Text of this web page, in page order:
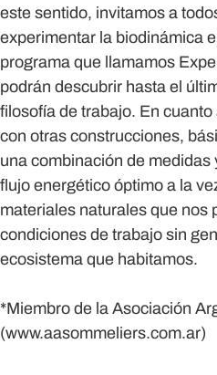
este sentido, invitamos a
experimentar la biodinámica
programa que llamamos
podrán descubrir hasta el
filosofía de trabajo. En
con otras construcciones,
una combinación de
flujo energético óptimo a la
materiales naturales que nos
condiciones de trabajo sin
ecosistema que habitamos.
*Miembro de la Asociación
(www.aasommeliers.com.ar)